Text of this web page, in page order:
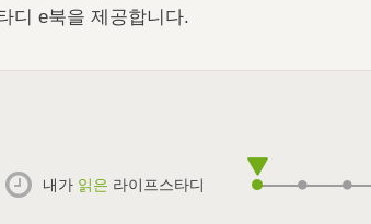
디 e북을 제공합니다.
내가 읽은 라이프스타디